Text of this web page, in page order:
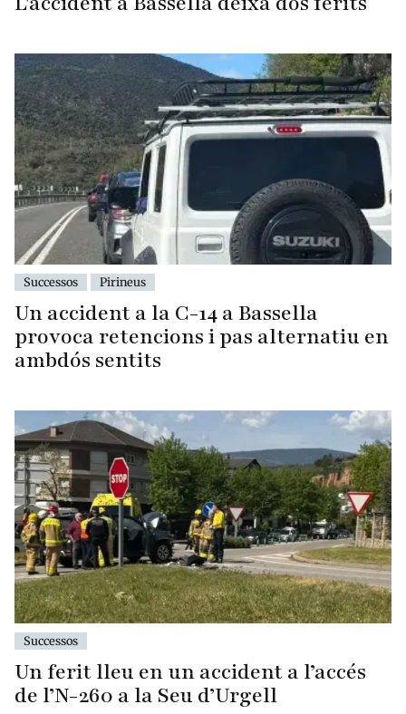
Successos Pirineus
Un accident a la C-14 a Bassella
provoca retencions i pas alternatiu en
ambdós sentits
Successos
Un ferit lleu en un accident a l’accés
de l’N-260 a la Seu d’Urgell